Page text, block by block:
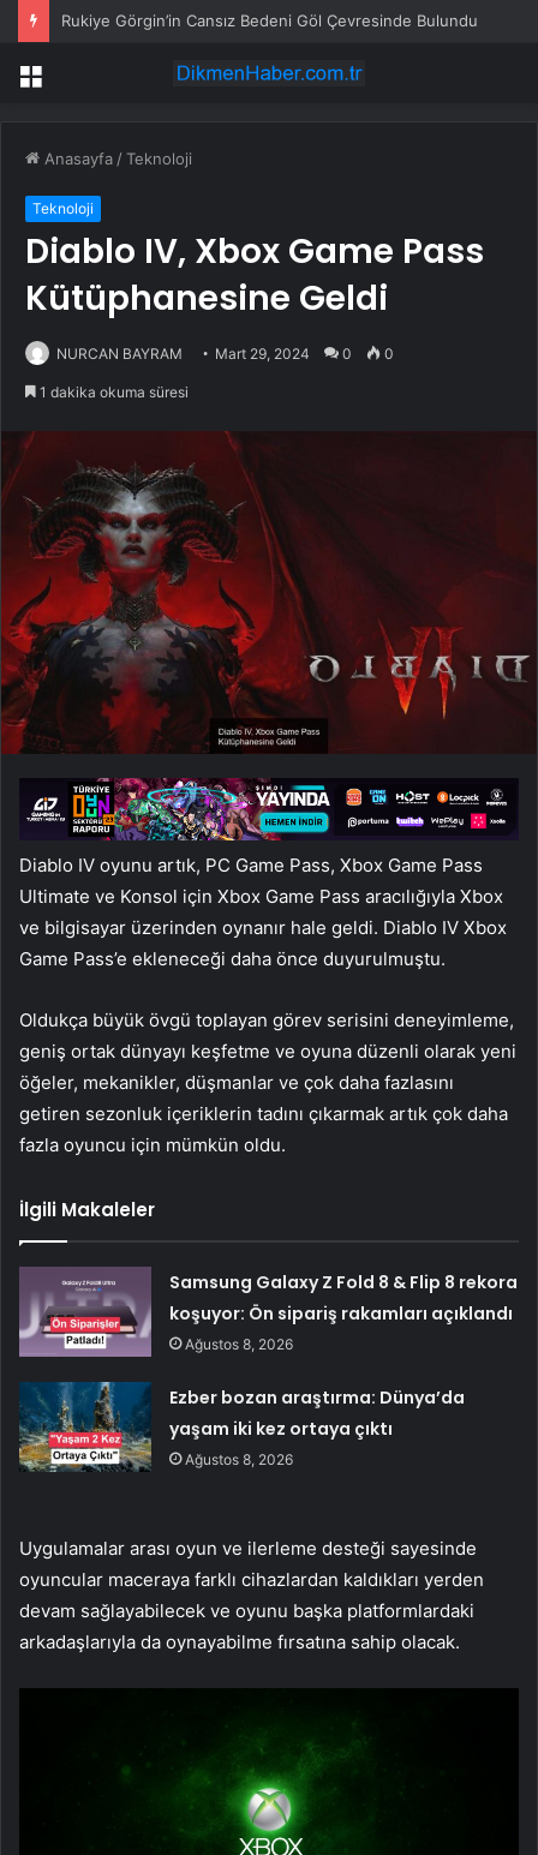
Rukiye Görgin’in Cansız Bedeni Göl Çevresinde Bulundu
Menü
Anasayfa /Teknoloji
Teknoloji
Diablo IV, Xbox Game Pass
Kütüphanesine Geldi
NURCAN BAYRAM Mart 29, 2024 0 0
1 dakika okuma süresi
Diablo IV oyunu artık, PC Game Pass, Xbox Game Pass
Ultimate ve Konsol için Xbox Game Pass aracılığıyla Xbox
ve bilgisayar üzerinden oynanır hale geldi. Diablo IV Xbox
Game Pass’e ekleneceği daha önce duyurulmuştu.
Oldukça büyük övgü toplayan görev serisini deneyimleme,
geniş ortak dünyayı keşfetme ve oyuna düzenli olarak yeni
öğeler, mekanikler, düşmanlar ve çok daha fazlasını
getiren sezonluk içeriklerin tadını çıkarmak artık çok daha
fazla oyuncu için mümkün oldu.
İlgili Makaleler
Samsung Galaxy Z Fold 8 & Flip 8 rekora
koşuyor: Ön sipariş rakamları açıklandı
Ağustos 8, 2026
Ezber bozan araştırma: Dünya’da
yaşam iki kez ortaya çıktı
Ağustos 8, 2026
Uygulamalar arası oyun ve ilerleme desteği sayesinde
oyuncular maceraya farklı cihazlardan kaldıkları yerden
devam sağlayabilecek ve oyunu başka platformlardaki
arkadaşlarıyla da oynayabilme fırsatına sahip olacak.